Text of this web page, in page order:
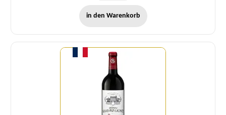
in den Warenkorb
Menge